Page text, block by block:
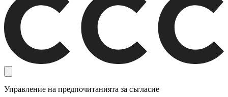
Управление на предпочитанията за съгласие